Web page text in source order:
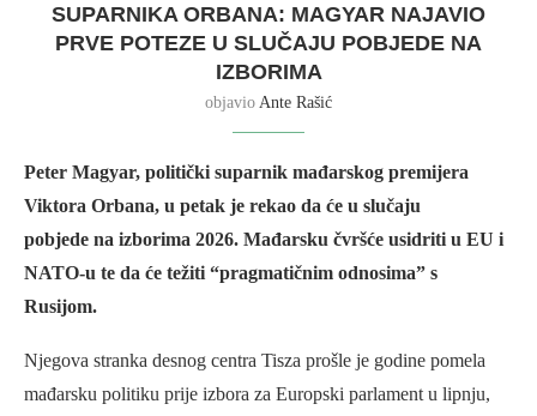
SUPARNIKA ORBANA: MAGYAR NAJAVIO
PRVE POTEZE U SLUČAJU POBJEDE NA
IZBORIMA
objavio Ante Rašić
Peter Magyar, politički suparnik mađarskog premijera
Viktora Orbana, u petak je rekao da će u slučaju
pobjede na izborima 2026. Mađarsku čvršće usidriti u EU i
NATO-u te da će težiti “pragmatičnim odnosima” s
Rusijom.
Njegova stranka desnog centra Tisza prošle je godine pomela
mađarsku politiku prije izbora za Europski parlament u lipnju,